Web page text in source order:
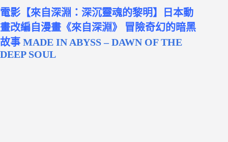
電影【來自深淵：深沉靈魂的黎明】日本動
畫改編自漫畫《來自深淵》 冒險奇幻的暗黑
故事 MADE IN ABYSS – DAWN OF THE
DEEP SOUL